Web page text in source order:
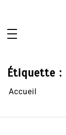
Étiquette :
Accueil